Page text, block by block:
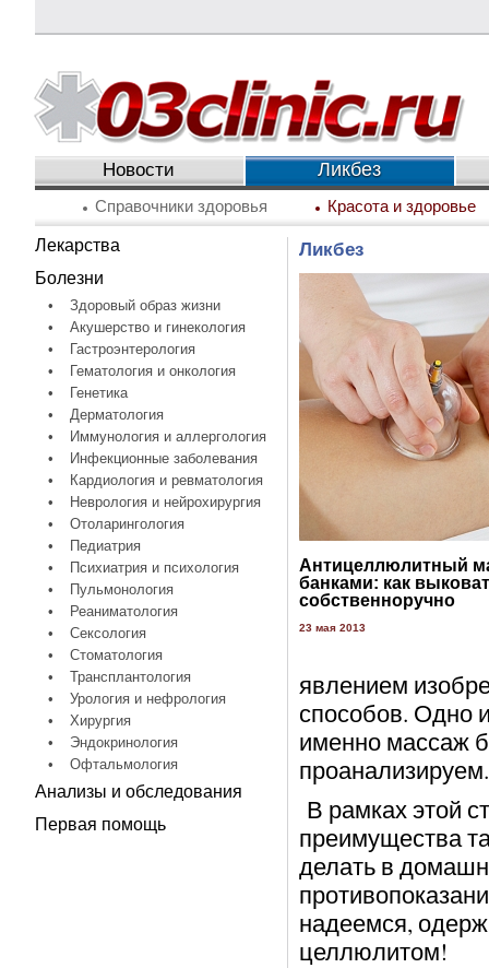
Новости Ликбез
Справочники здоровья Красота и здоровье
Лекарства
Болезни
•
Здоровый образ жизни
•
Акушерство и гинекология
•
Гастроэнтерология
•
Гематология и онкология
•
Генетика
•
Дерматология
•
Иммунология и аллергология
•
Инфекционные заболевания
•
Кардиология и ревматология
•
Неврология и нейрохирургия
•
Отоларингология
•
Педиатрия
•
Психиатрия и психология
•
Пульмонология
•
Реаниматология
•
Сексология
•
Стоматология
•
Трансплантология
•
Урология и нефрология
•
Хирургия
•
Эндокринология
•
Офтальмология
Анализы и обследования
Первая помощь
Ликбез
Антицеллюлитный
банками: как
собственноручно
23 мая 2013
явлением
способов. Одно
именно массаж
проанализируем.
В рамках этой
преимущества
делать в
надеемся,
целлюлитом!